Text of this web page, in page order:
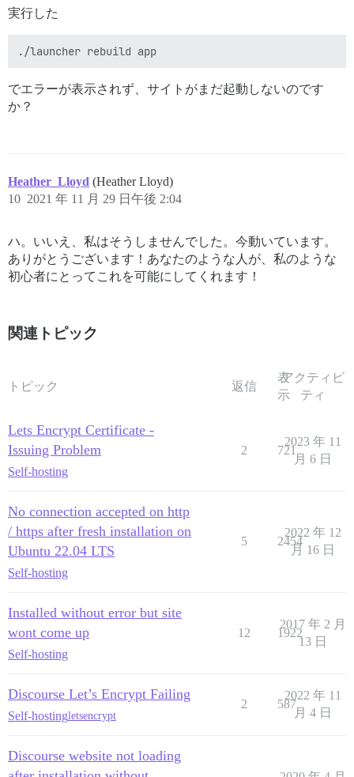
実行した
でエラーが表示されず、サイトがまだ起動しないのです
か？
Heather_Lloyd (Heather Lloyd)
2021 年 11 月 29 日午後 2:04
10
ハ。いいえ、私はそうしませんでした。今動いています。
ありがとうございます！あなたのような人が、私のような
初心者にとってこれを可能にしてくれます！
関連トピック
トピック 返信
表
示
アクティビ
ティ
Lets Encrypt Certificate -
Issuing Problem
Self-hosting
2 721
2023 年 11
月 6 日
No connection accepted on http
/ https after fresh installation on
Ubuntu 22.04 LTS
Self-hosting
5 2454
2022 年 12
月 16 日
Installed without error but site
wont come up
Self-hosting
12 1922
2017 年 2 月
13 日
Discourse Let’s Encrypt Failing
Self-hostingletsencrypt
2 587
2022 年 11
月 4 日
Discourse website not loading